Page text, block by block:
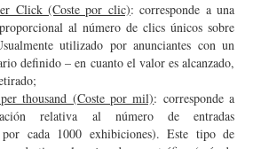
Click (Coste por clic): corresponde a una
al número de clics únicos sobre
utilizado por anunciantes con un
definido – en cuanto el valor es alcanzado,
thousand (Coste por mil): corresponde a
relativa al número de entradas
por cada 1000 exhibiciones). Este tipo de